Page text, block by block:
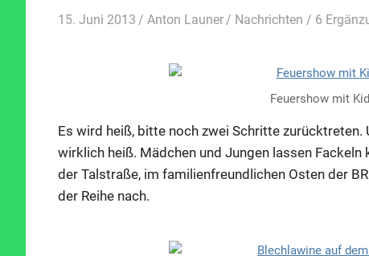
15. Juni 2013 Anton Launer Nachrichten / 6
Feuershow mit
Es wird heiß, bitte noch zwei Schritte
wirklich heiß. Mädchen und Jungen lassen
der Talstraße, im familienfreundlichen Osten der
der Reihe nach.